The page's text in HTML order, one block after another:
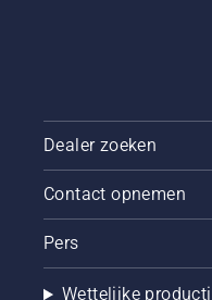
Dealer zoeken
Contact opnemen
Pers
Wettelijke